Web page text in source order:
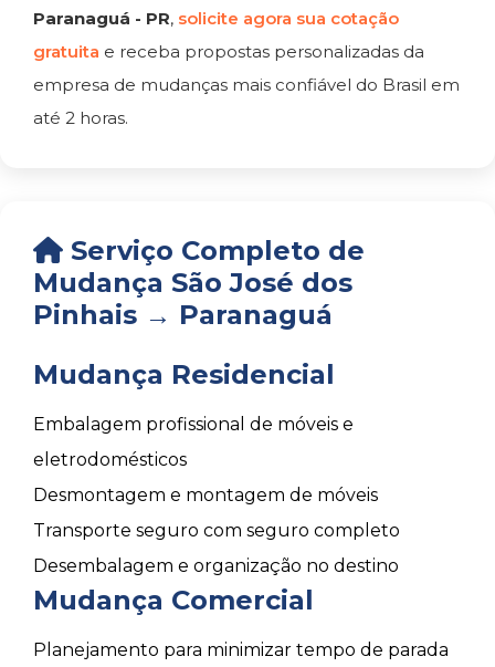
Paranaguá - PR, solicite agora sua cotação
gratuita e receba propostas personalizadas da
empresa de mudanças mais confiável do Brasil em
até 2 horas.
Serviço Completo de
Mudança São José dos
Pinhais → Paranaguá
Mudança Residencial
Embalagem profissional de móveis e
eletrodomésticos
Desmontagem e montagem de móveis
Transporte seguro com seguro completo
Desembalagem e organização no destino
Mudança Comercial
Planejamento para minimizar tempo de parada